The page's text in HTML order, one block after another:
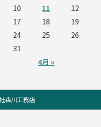
4月 »
10 11
12
17 18
19
24 25
26
31
森川工務店